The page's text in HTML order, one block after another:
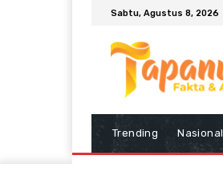
Sabtu, Agustus 8, 2026
Trending Nasional